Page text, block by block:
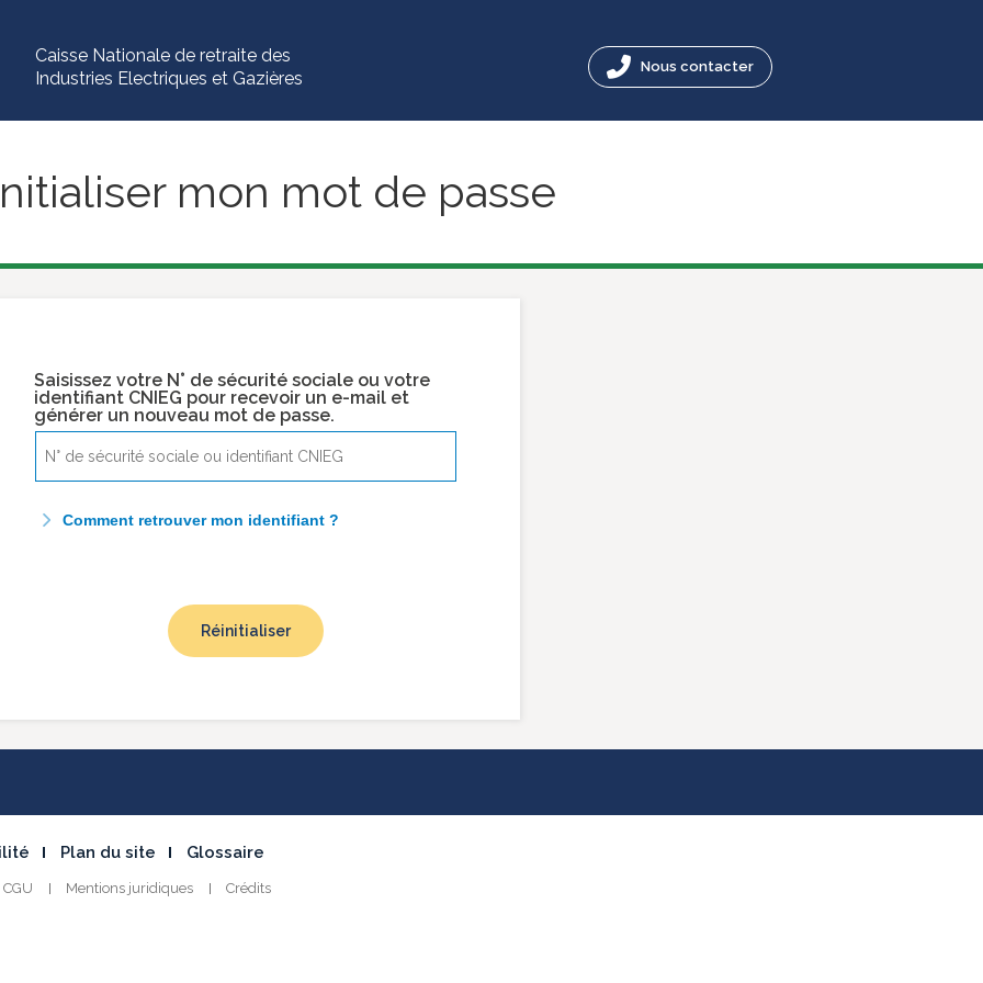
Caisse Nationale de retraite des
Industries Electriques et Gazières
Nous contacter
mon mot de passe
Saisissez votre N° de sécurité sociale ou votre
identifiant CNIEG pour recevoir un e-mail et
générer un nouveau mot de passe.
Comment retrouver mon identifiant ?
Réinitialiser
Plan du site Glossaire
CGU Mentions juridiques Crédits